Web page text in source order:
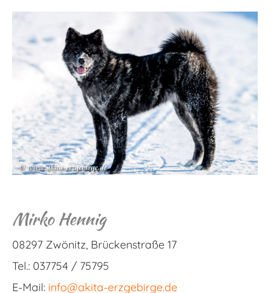
Mirko Hennig
08297 Zwönitz, Brückenstraße 17
Tel.: 037754 / 75795
E-Mail: info@akita-erzgebirge.de